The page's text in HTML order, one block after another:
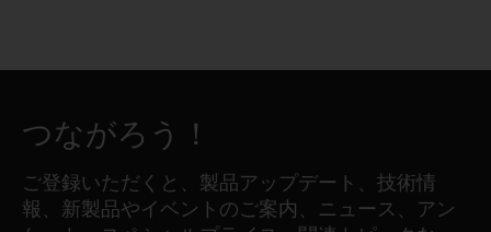
つながろう！
ご登録いただくと、製品アップデート、技術情
報、新製品やイベントのご案内、ニュース、アン